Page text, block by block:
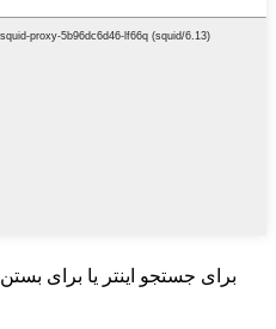
برای جستجو اینتر یا برای بستن